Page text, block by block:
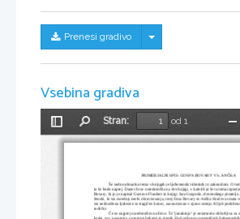
Prenesi gradivo Skrij/prikaži meni
Vsebina gradiva
Preklopi
stransko
Stran:
od 1
PRIMERJALNI SPIS: GOSPA BOVARY VS. ANČKA
Še vedno aktualna tema v knjigah je ljubezenski trikotnik in zakonolom. O
in še bodo naprej. Danes bi se osredotočila na dve knjigi, v katerih je le-ta tema
Bovary, ki jo je napisal Gustave Flaubert in knjigi Jara Gospoda, slovenskega pisatelja
ženski, ki sta osrednji osebi obravnavanja, torej Ema Bovary in Ančka Kračeva imata
sta nedosežena ljubezen in tragičen konec, zaznamovan z njuno smrtjo. Kljub
različni.
Če se najprej osredotočim na Emo. Ta ''junakinja'' je neizmerno občutljiva za
kadar so v nasprotju z njenimi željami in slepili. Pod vplivom romantičnih